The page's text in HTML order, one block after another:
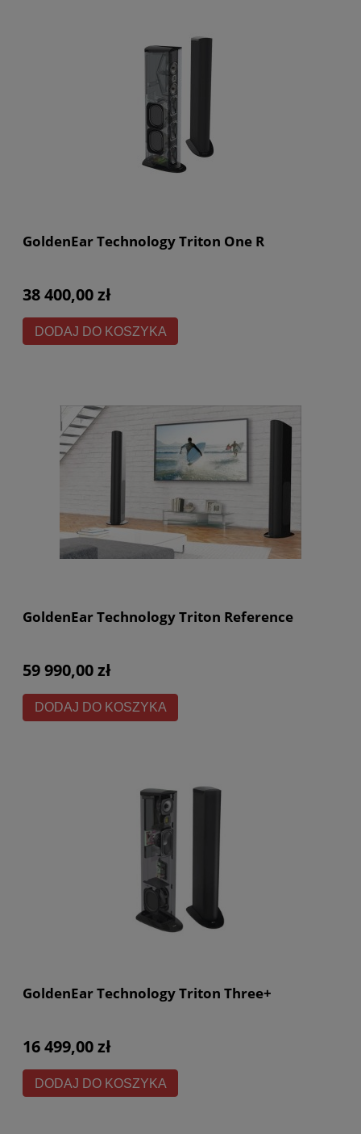
GoldenEar Technology Triton One R
38 400,00 zł
DODAJ DO KOSZYKA
GoldenEar Technology Triton Reference
59 990,00 zł
DODAJ DO KOSZYKA
GoldenEar Technology Triton Three+
16 499,00 zł
DODAJ DO KOSZYKA